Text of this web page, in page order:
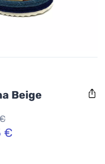
Beige
€